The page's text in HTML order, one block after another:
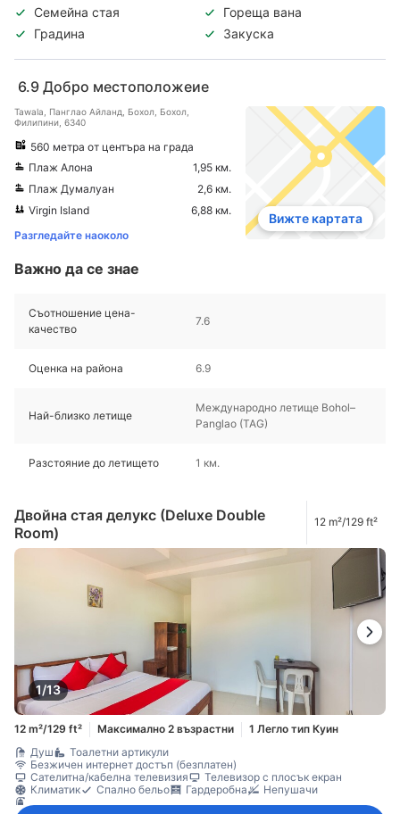
Семейна стая
Гореща вана
Градина
Закуска
6.9 Добро местоположеие
Tawala, Панглао Айланд, Бохол, Бохол,
Филипини, 6340
560 метра от центъра на града
Плаж Алона
1,95 км.
Плаж Думалуан
2,6 км.
Virgin Island
6,88 км.
Разгледайте наоколо
Вижте картата
Важно да се знае
Съотношение цена-
качество
7.6
Оценка на района 6.9
Най-близко летище
Международно летище Bohol–
Panglao (TAG)
Разстояние до летището 1 км.
Двойна стая делукс (Deluxe Double
Room)
12 m²/129 ft²
1/13
12 m²/129 ft² Максимално 2 възрастни
1 Легло тип Куин
Душ
Тоалетни артикули
Безжичен интернет достъп (безплатен)
Сателитна/кабелна телевизия
Телевизор с плосък екран
Климатик
Спално бельо Гардеробна
Непушачи